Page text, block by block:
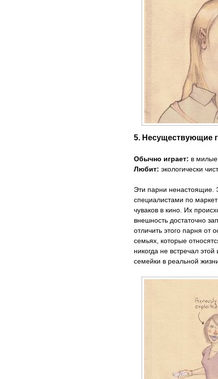
5. Несуществующие
Обычно играет: в
Любит: экологически
Эти парни ненастоящие.
специалистами по
чуваков в кино. Их
внешность достаточно
отличить этого парня от
семьях, которые
никогда не встречал
семейки в реальной